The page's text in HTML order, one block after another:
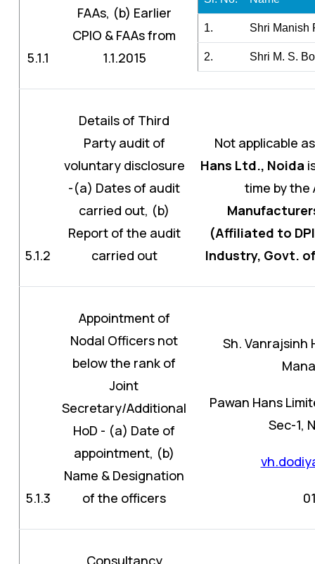
5.1.1
FAAs, (b) Earlier
CPIO & FAAs from
1.1.2015
1. Shri Manish
2. Shri M. S.
5.1.2
Details of Third
Party audit of
voluntary disclosure
-(a) Dates of audit
carried out, (b)
Report of the audit
carried out
Not applicable
Hans Ltd., Noida
time by
(Affiliated to
Industry, Govt.
5.1.3
Appointment of
Nodal Officers not
below the rank of
Joint
Secretary/Additional
HoD - (a) Date of
appointment, (b)
Name & Designation
of the officers
Sh. Vanrajsinh
Pawan Hans
Sec-1,
Consultancy